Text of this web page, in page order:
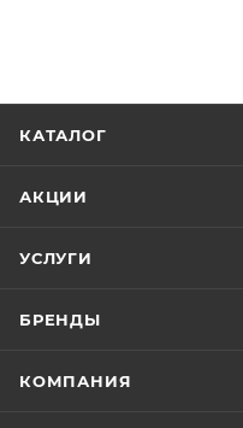
КАТАЛОГ
АКЦИИ
УСЛУГИ
БРЕНДЫ
КОМПАНИЯ